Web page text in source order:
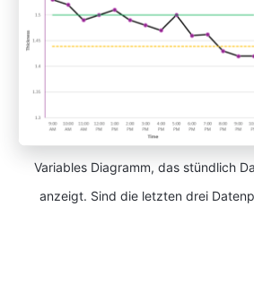
Variables Diagramm, das stündlich
anzeigt. Sind die letzten drei